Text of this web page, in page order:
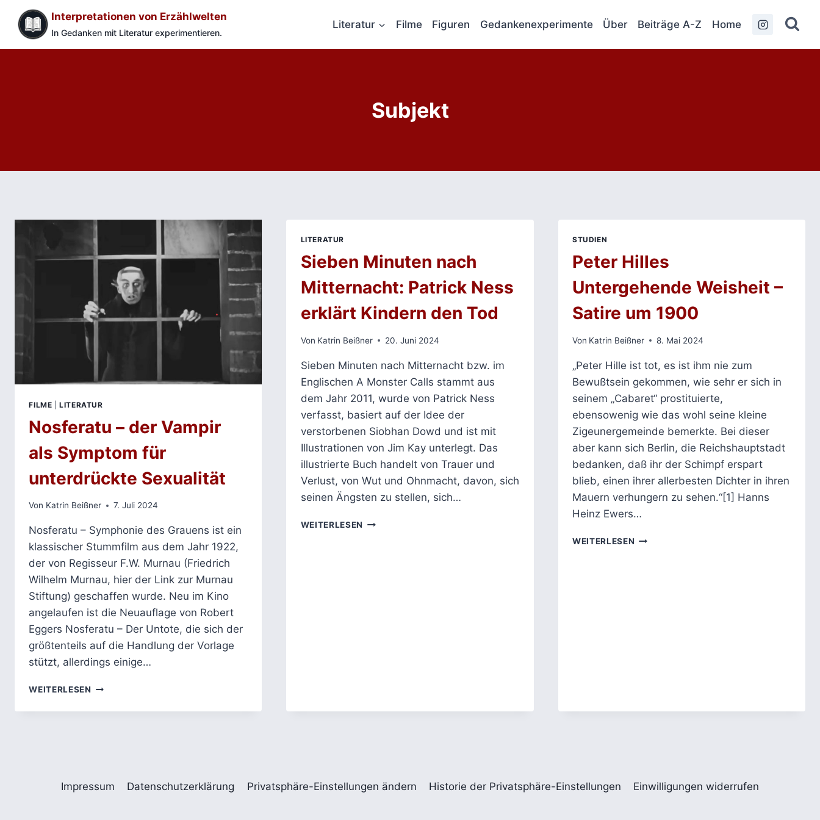
Inhalt
springen
Interpretationen von Erzählwelten
In Gedanken mit Literatur experimentieren.
Literatur Filme Figuren Gedankenexperimente Über Beiträge A-Z Home
Subjekt
FILME |LITERATUR
Nosferatu – der Vampir
als Symptom für
unterdrückte Sexualität
Von Katrin Beißner 7. Juli 2024
Nosferatu – Symphonie des Grauens ist ein
klassischer Stummfilm aus dem Jahr 1922,
der von Regisseur F.W. Murnau (Friedrich
Wilhelm Murnau, hier der Link zur Murnau
Stiftung) geschaffen wurde. Neu im Kino
angelaufen ist die Neuauflage von Robert
Eggers Nosferatu – Der Untote, die sich der
größtenteils auf die Handlung der Vorlage
stützt, allerdings einige…
WEITERLESEN NOSFERATU
DER
SEXUALITÄT
LITERATUR
Sieben Minuten nach
Mitternacht: Patrick Ness
erklärt Kindern den Tod
Von Katrin Beißner 20. Juni 2024
Sieben Minuten nach Mitternacht bzw. im
Englischen A Monster Calls stammt aus
dem Jahr 2011, wurde von Patrick Ness
verfasst, basiert auf der Idee der
verstorbenen Siobhan Dowd und ist mit
Illustrationen von Jim Kay unterlegt. Das
illustrierte Buch handelt von Trauer und
Verlust, von Wut und Ohnmacht, davon, sich
seinen Ängsten zu stellen, sich…
WEITERLESEN SIEBEN
STUDIEN
Peter Hilles
Untergehende Weisheit –
Satire um 1900
Von Katrin Beißner 8. Mai 2024
„Peter Hille ist tot, es ist ihm nie zum
Bewußtsein gekommen, wie sehr er sich in
seinem „Cabaret“ prostituierte,
ebensowenig wie das wohl seine kleine
Zigeunergemeinde bemerkte. Bei dieser
aber kann sich Berlin, die Reichshauptstadt
bedanken, daß ihr der Schimpf erspart
blieb, einen ihrer allerbesten Dichter in ihren
Mauern verhungern zu sehen.“[1] Hanns
Heinz Ewers…
WEITERLESEN PETER
Impressum Datenschutzerklärung Privatsphäre-Einstellungen ändern Historie der Privatsphäre-Einstellungen Einwilligungen widerrufen